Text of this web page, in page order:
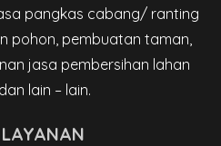
pangkas cabang/ ranting
pohon, pembuatan taman,
jasa pembersihan lahan
lain – lain.